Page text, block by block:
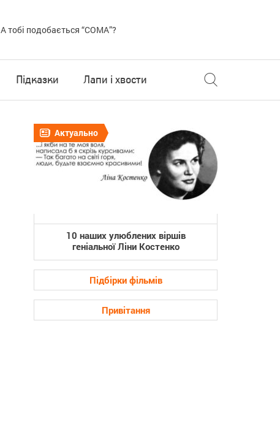
А тобі подобається “COMA”?
Підказки Лапи і хвости
Актуально
10 наших улюблених віршів
геніальної Ліни Костенко
Підбірки фільмів
Привітання